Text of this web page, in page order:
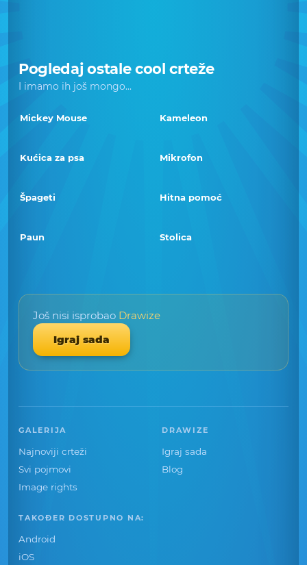
Pogledaj ostale cool crteže
I imamo ih još mongo...
Mickey Mouse Kameleon
Kućica za psa Mikrofon
Špageti Hitna pomoć
Paun Stolica
Još nisi isprobao Drawize
Igraj sada
GALERIJA
Najnoviji crteži
Svi pojmovi
Image rights
DRAWIZE
Igraj sada
Blog
TAKOĐER DOSTUPNO NA:
Android
iOS